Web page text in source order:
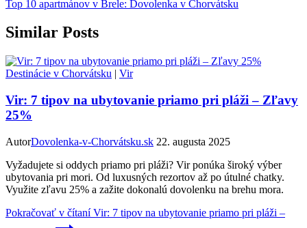
Top 10 apartmánov v Brele: Dovolenka v Chorvátsku
Similar Posts
Destinácie v Chorvátsku | Vir
Vir: 7 tipov na ubytovanie priamo pri pláži – Zľavy
25%
AutorDovolenka-v-Chorvátsku.sk 22. augusta 2025
Vyžadujete si oddych priamo pri pláži? Vir ponúka široký výber
ubytovania pri mori. Od luxusných rezortov až po útulné chatky.
Využite zľavu 25% a zažite dokonalú dovolenku na brehu mora.
Pokračovať v čítaníVir: 7 tipov na ubytovanie priamo pri pláži –